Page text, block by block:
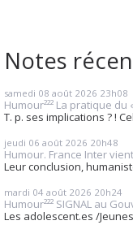
Notes
samedi 08 août 2026 23h08
Humour²²² La pratique
T. p. ses implications ? !
jeudi 06 août 2026 20h48
Humour. France Inter
Leur conclusion,
mardi 04 août 2026 20h24
Humour²²² SIGNAL au
Les adolescent.es /